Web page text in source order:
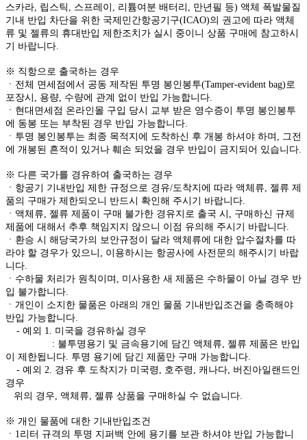
스카라, 립스틱, 스프레이, 리튬여분 배터리, 만년필 등) 액체 폭발물질
기내 반입 차단을 위한 국제민간항공기구(ICAO)의 권고에 따라 액체
류 및 젤류의 휴대반입 제한조치가 실시 중이니 상품 구매에 참고하시
기 바랍니다.
※ 직항으로 출국하는 경우
ㆍ전체 면세점에서 공동 제작된 투명 봉인봉투(Tamper-evident bag)로
포장시, 용량, 수량에 관계 없이 반입 가능합니다.
ㆍ현대면세점 온라인몰 구입 당시 교부 받은 영수증이 투명 봉인봉투
에 동봉 또는 부착된 경우 반입 가능합니다.
ㆍ투명 봉인봉투는 최종 목적지에 도착하신 후 개봉 하셔야 하며, 그전
에 개봉된 흔적이 있거나 훼손 되었을 경우 반입이 금지되어 있습니다.
※ 다른 국가를 경유하여 출국하는 경우
ㆍ항공기 기내반입 제한 규정으로 경유/도착지에 따라 액체류, 젤류 제
품의 구매가 제한되오니 반드시 확인해 주시기 바랍니다.
ㆍ액체류, 젤류 제품이 구매 불가한 경유지로 출국 시, 구매하신 규제
제품에 대해서 추후 책임지지 않으니 이점 유의해 주시기 바랍니다.
ㆍ환승 시 해당국가의 보안규정이 달라 액체류에 대한 압수절차를 따
라야 할 경우가 있으니, 이용하시는 항공사에 사전문의 해주시기 바랍
니다.
ㆍ수하물 처리가 원칙이며, 미사용한 새 제품은 수하물이 아닐 경우 반
입 불가합니다.
ㆍ개인이 소지한 물품은 아래의 개인 물품 기내반입조건을 충족해야
반입 가능합니다.
- 예외 1. 미국을 경유하실 경우
: 불투명용기 및 금속용기에 담긴 액체류, 젤류 제품은 반입
이 제한됩니다. 투명 용기에 담긴 제품만 구매 가능합니다.
- 예외 2. 경유 후 도착지가 미국령, 호주령, 캐나다, 버진아일랜드인
경우
위의 경우, 액체류, 젤류 상품을 구매하실 수 없습니다.
※ 개인 물품에 대한 기내반입조건
ㆍ1리터 규격의 투명 지퍼백 안에 용기를 보관 하셔야 반입 가능합니